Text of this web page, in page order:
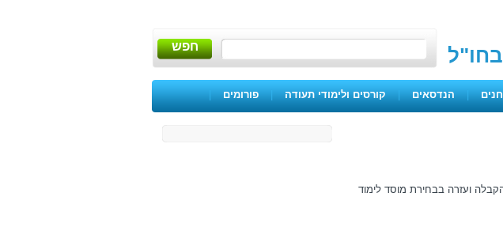
חפש
| הנדסאים | קורסים ולימודי תעודה | פורומים |
הקבלה ועזרה בבחירת מוסד לימוד